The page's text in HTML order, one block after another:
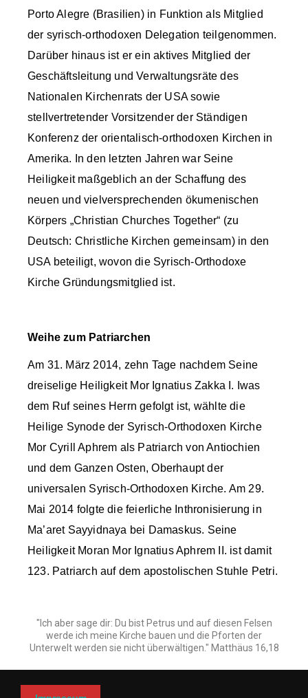
Porto Alegre (Brasilien) in Funktion als Mitglied
der syrisch-orthodoxen Delegation teilgenommen.
Darüber hinaus ist er ein aktives Mitglied der
Geschäftsleitung und Verwaltungsräte des
Nationalen Kirchenrats der USA sowie
stellvertretender Vorsitzender der Ständigen
Konferenz der orientalisch-orthodoxen Kirchen in
Amerika. In den letzten Jahren war Seine
Heiligkeit maßgeblich an der Schaffung des
neuen und vielversprechenden ökumenischen
Körpers „Christian Churches Together“ (zu
Deutsch: Christliche Kirchen gemeinsam) in den
USA beteiligt, wovon die Syrisch-Orthodoxe
Kirche Gründungsmitglied ist.
Weihe zum Patriarchen
Am 31. März 2014, zehn Tage nachdem Seine
dreiselige Heiligkeit Mor Ignatius Zakka I. Iwas
dem Ruf seines Herrn gefolgt ist, wählte die
Heilige Synode der Syrisch-Orthodoxen Kirche
Mor Cyrill Aphrem als Patriarch von Antiochien
und dem Ganzen Osten, Oberhaupt der
universalen Syrisch-Orthodoxen Kirche. Am 29.
Mai 2014 folgte die feierliche Inthronisierung in
Ma’aret Sayyidnaya bei Damaskus. Seine
Heiligkeit Moran Mor Ignatius Aphrem II. ist damit
123. Patriarch auf dem apostolischen Stuhle Petri.
"Ich aber sage dir: Du bist Petrus und auf diesen Felsen
werde ich meine Kirche bauen und die Pforten der
Unterwelt werden sie nicht überwältigen." Matthäus 16,18